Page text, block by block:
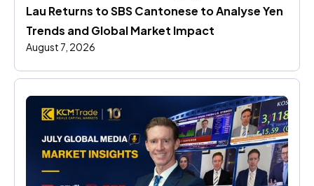
Lau Returns to SBS Cantonese to Analyse Yen
Trends and Global Market Impact
August 7, 2026